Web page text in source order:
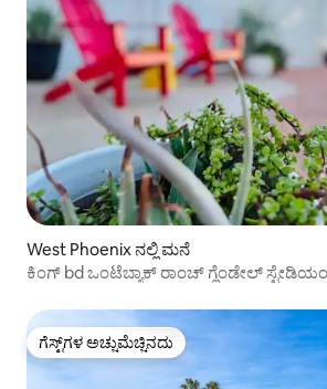
West Phoenix ನಲ್ಲಿ ಮನೆ
ಕಿಂಗ್ bd ಒಂಟೆಬ್ಯಾಕ್ ರಾಂಚ್ ಗ್ಲೆಂಡೇಲ್
ಗೆಸ್ಟ್‌ಗಳ ಅಚ್ಚುಮೆಚ್ಚಿನದು
ಗೆಸ್ಟ್‌ಗಳ ಅಚ್ಚುಮೆಚ್ಚಿನದು